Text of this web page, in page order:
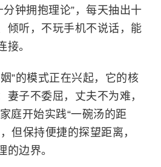
钟拥抱理论”，每天抽出十
倾听，不玩手机不说话，能
接。
”的模式正在兴起，它的核
妻子不委屈，丈夫不为难，
庭开始实践“一碗汤的距
但保持便捷的探望距离，
的边界。